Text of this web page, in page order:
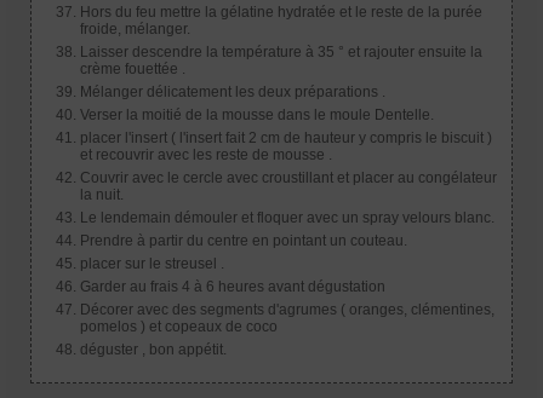
Hors du feu mettre la gélatine hydratée et le reste de la purée
froide, mélanger.
Laisser descendre la température à 35 ° et rajouter ensuite la
crème fouettée .
Mélanger délicatement les deux préparations .
Verser la moitié de la mousse dans le moule Dentelle.
placer l'insert ( l'insert fait 2 cm de hauteur y compris le biscuit )
et recouvrir avec les reste de mousse .
Couvrir avec le cercle avec croustillant et placer au congélateur
la nuit.
Le lendemain démouler et floquer avec un spray velours blanc.
Prendre à partir du centre en pointant un couteau.
placer sur le streusel .
Garder au frais 4 à 6 heures avant dégustation
Décorer avec des segments d'agrumes ( oranges, clémentines,
pomelos ) et copeaux de coco
déguster , bon appétit.